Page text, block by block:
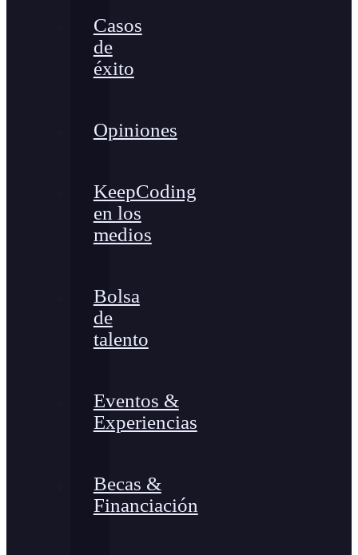
Casos
de
éxito
Opiniones
KeepCoding
en los
medios
Bolsa
de
talento
Eventos &
Experiencias
Becas &
Financiación